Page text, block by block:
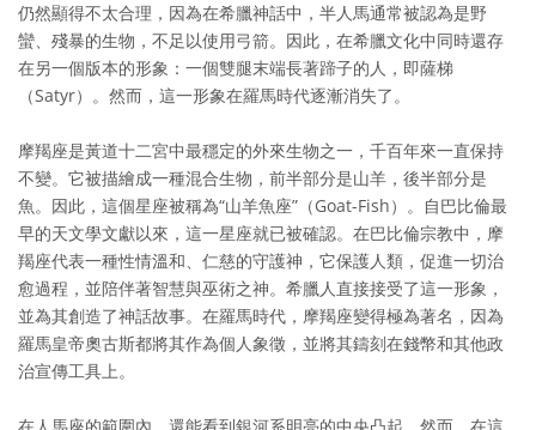
仍然顯得不太合理，因為在希臘神話中，半人馬通常被認為是野
蠻、殘暴的生物，不足以使用弓箭。因此，在希臘文化中同時還存
在另一個版本的形象：一個雙腿末端長著蹄子的人，即薩梯
（Satyr）。然而，這一形象在羅馬時代逐漸消失了。
摩羯座是黃道十二宮中最穩定的外來生物之一，千百年來一直保持
不變。它被描繪成一種混合生物，前半部分是山羊，後半部分是
魚。因此，這個星座被稱為“山羊魚座”（Goat-Fish）。自巴比倫最
早的天文學文獻以來，這一星座就已被確認。在巴比倫宗教中，摩
羯座代表一種性情溫和、仁慈的守護神，它保護人類，促進一切治
愈過程，並陪伴著智慧與巫術之神。希臘人直接接受了這一形象，
並為其創造了神話故事。在羅馬時代，摩羯座變得極為著名，因為
羅馬皇帝奧古斯都將其作為個人象徵，並將其鑄刻在錢幣和其他政
治宣傳工具上。